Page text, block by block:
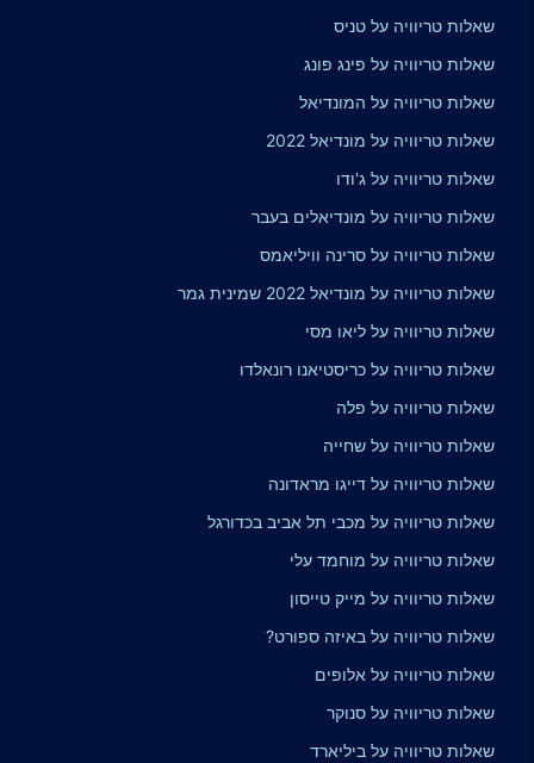
שאלות טריוויה על טניס
שאלות טריוויה על פינג פונג
שאלות טריוויה על המונדיאל
שאלות טריוויה על מונדיאל 2022
שאלות טריוויה על ג'ודו
שאלות טריוויה על מונדיאלים בעבר
שאלות טריוויה על סרינה וויליאמס
שאלות טריוויה על מונדיאל 2022 שמינית גמר
שאלות טריוויה על ליאו מסי
שאלות טריוויה על כריסטיאנו רונאלדו
שאלות טריוויה על פלה
שאלות טריוויה על שחייה
שאלות טריוויה על דייגו מראדונה
שאלות טריוויה על מכבי תל אביב בכדורגל
שאלות טריוויה על מוחמד עלי
שאלות טריוויה על מייק טייסון
שאלות טריוויה על באיזה ספורט?
שאלות טריוויה על אלופים
שאלות טריוויה על סנוקר
שאלות טריוויה על ביליארד